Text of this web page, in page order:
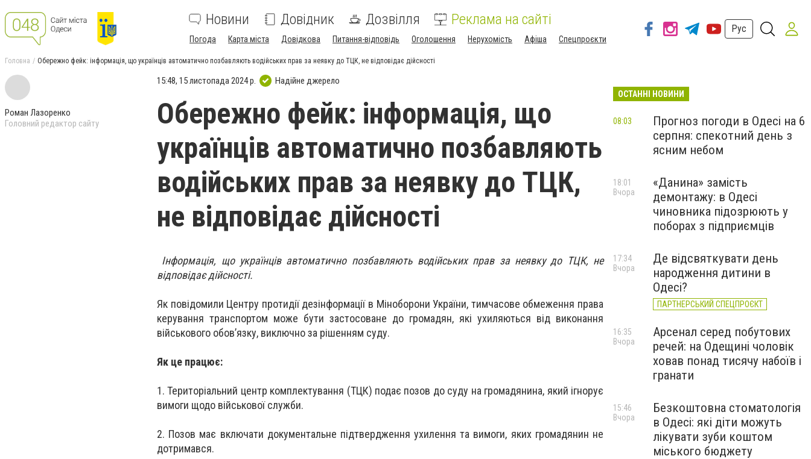
Новини Довідник Дозвілля Реклама на сайті
Погода Карта міста Довідкова Питання-відповідь Оголошення Нерухомість Афіша Спецпроєкти
Рус
Головна Обережно фейк: інформація, що українців автоматично позбавляють водійських прав за неявку до ТЦК, не відповідає дійсності
Роман Лазоренко
Головний редактор сайту
15:48, 15 листопада 2024 р. Надійне джерело
Обережно фейк: інформація, що
українців автоматично позбавляють
водійських прав за неявку до ТЦК,
не відповідає дійсності
Інформація, що українців автоматично позбавляють водійських прав за неявку до ТЦК, не
відповідає дійсності.
Як повідомили Центру протидії дезінформації в Міноборони України, тимчасове обмеження права
керування транспортом може бути застосоване до громадян, які ухиляються від виконання
військового обов’язку, виключно за рішенням суду.
Як це працює:
1. Територіальний центр комплектування (ТЦК) подає позов до суду на громадянина, який ігнорує
вимоги щодо військової служби.
2. Позов має включати документальне підтвердження ухилення та вимоги, яких громадянин не
дотримався.
ОСТАННІ НОВИНИ
Прогноз погоди в Одесі на 6
серпня: спекотний день з
ясним небом
08:03
«Данина» замість
демонтажу: в Одесі
чиновника підозрюють у
поборах з підприємців
18:01
Вчора
Де відсвяткувати день
народження дитини в
Одесі?
ПАРТНЕРСЬКИЙ СПЕЦПРОЄКТ
17:34
Вчора
Арсенал серед побутових
речей: на Одещині чоловік
ховав понад тисячу набоїв і
гранати
16:35
Вчора
Безкоштовна стоматологія
в Одесі: які діти можуть
лікувати зуби коштом
міського бюджету
15:46
Вчора